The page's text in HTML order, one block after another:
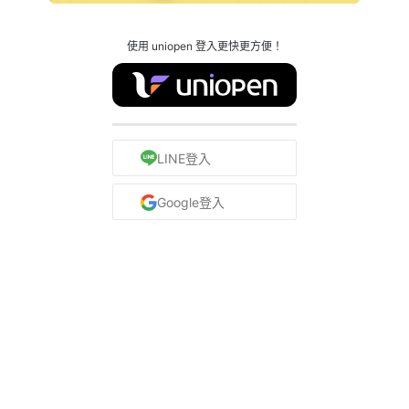
使用 uniopen 登入更快更方便！
LINE登入
Google登入